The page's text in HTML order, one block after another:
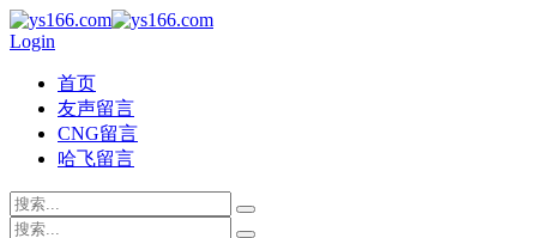
Login
首页
友声留言
CNG留言
哈飞留言